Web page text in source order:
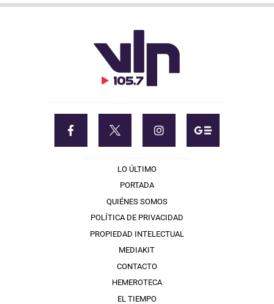
LO ÚLTIMO
PORTADA
QUIÉNES SOMOS
POLÍTICA DE PRIVACIDAD
PROPIEDAD INTELECTUAL
MEDIAKIT
CONTACTO
HEMEROTECA
EL TIEMPO